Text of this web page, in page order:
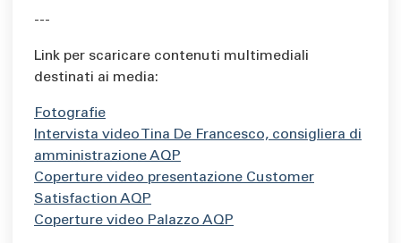
---
Link per scaricare contenuti multimediali
destinati ai media:
Fotografie
Intervista video Tina De Francesco, consigliera di
amministrazione AQP
Coperture video presentazione Customer
Satisfaction AQP
Coperture video Palazzo AQP